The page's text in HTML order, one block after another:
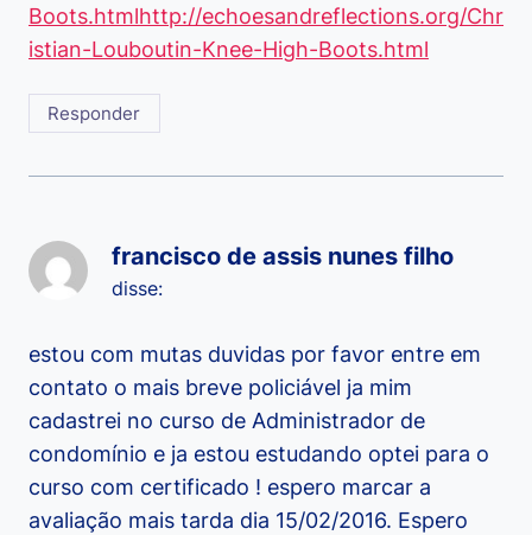
Boots.htmlhttp://echoesandreflections.org/Chr
istian-Louboutin-Knee-High-Boots.html
Responder
francisco de assis nunes filho
disse:
estou com mutas duvidas por favor entre em
contato o mais breve policiável ja mim
cadastrei no curso de Administrador de
condomínio e ja estou estudando optei para o
curso com certificado ! espero marcar a
avaliação mais tarda dia 15/02/2016. Espero